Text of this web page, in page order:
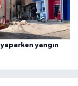
yaparken yangın